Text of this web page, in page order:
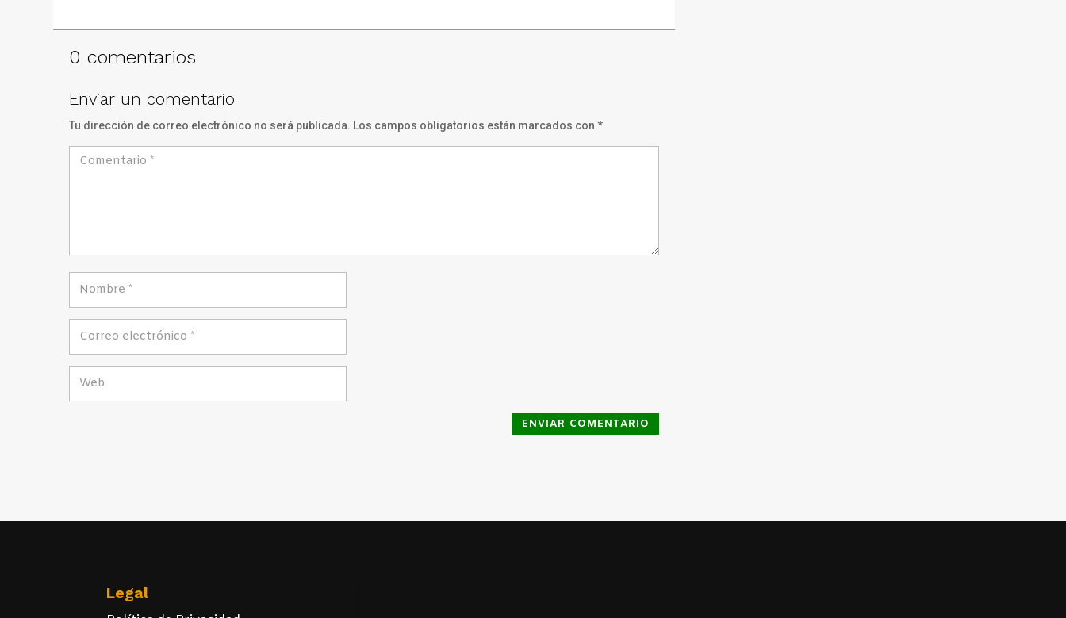
0 comentarios
Enviar un comentario
Tu dirección de correo electrónico no será publicada. Los campos obligatorios están marcados con*
ENVIAR COMENTARIO
Legal